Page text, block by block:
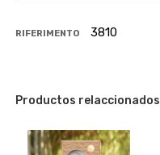
RIFERIMENTO 3810
Productos relaccionados